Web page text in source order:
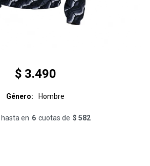
$ 3.490
Género Hombre
hasta en 6 cuotas de $ 582